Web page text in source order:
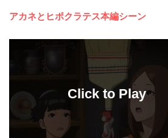
アカネとヒポクラテス本編シーン